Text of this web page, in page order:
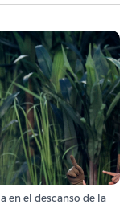
en el descanso de la